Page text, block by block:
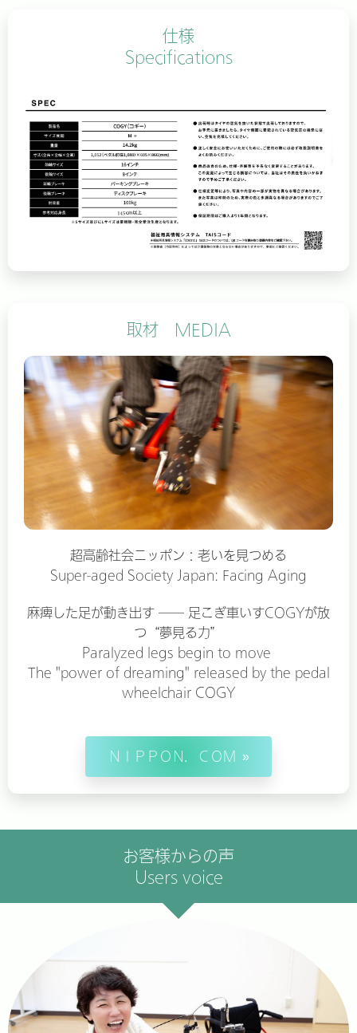
仕様
Specifications
取材 MEDIA
超高齢社会ニッポン：老いを見つめる
Super-aged Society Japan: Facing Aging
麻痺した足が動き出す ── 足こぎ車いすCOGYが放
つ“夢見る力”
Paralyzed legs begin to move
The "power of dreaming" released by the pedal
wheelchair COGY
ＮＩＰＰＯＮ．ＣＯＭ
お客様からの声
Users voice